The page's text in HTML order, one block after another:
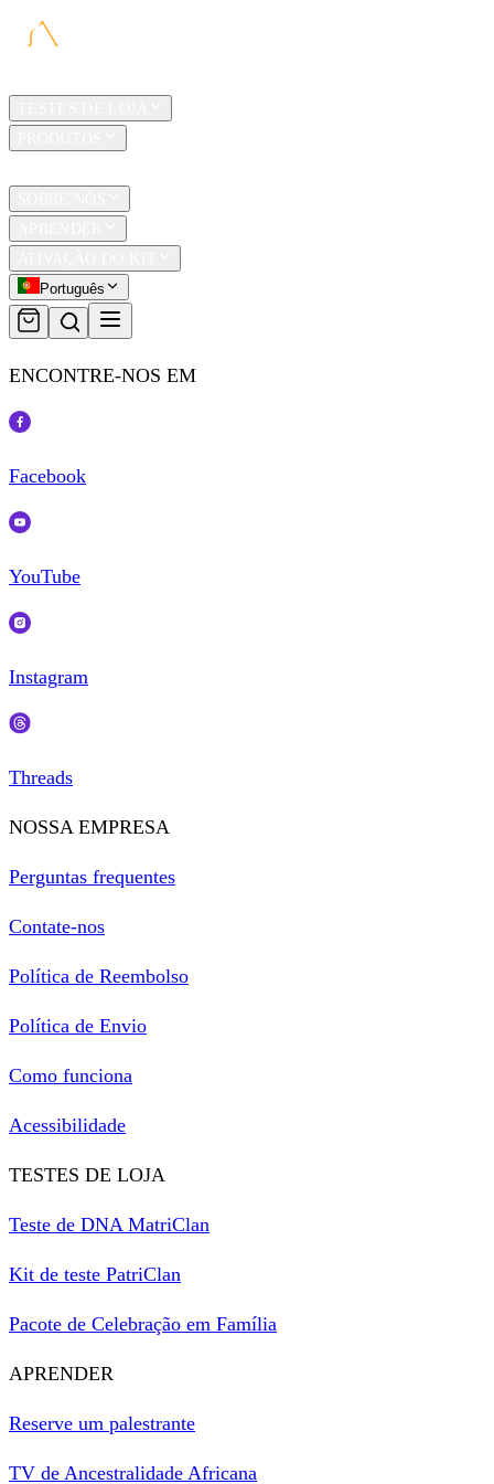
Português
ENCONTRE-NOS EM
Facebook
YouTube
Instagram
Threads
NOSSA EMPRESA
Perguntas frequentes
Contate-nos
Política de Reembolso
Política de Envio
Como funciona
Acessibilidade
TESTES DE LOJA
Teste de DNA MatriClan
Kit de teste PatriClan
Pacote de Celebração em Família
APRENDER
Reserve um palestrante
TV de Ancestralidade Africana